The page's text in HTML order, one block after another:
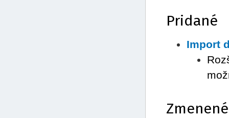
Pridané
Import
Zmenené